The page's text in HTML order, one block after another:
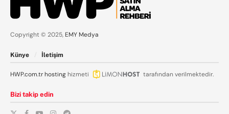
Copyright © 2025, EMY Medya
Künye İletişim
HWP.com.trhosting hizmeti tarafından verilmektedir.
Bizi takip edin